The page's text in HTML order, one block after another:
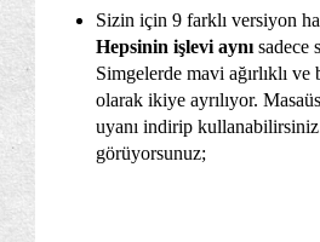
Sizin için 9 farklı versiyon
Hepsinin işlevi aynı sadece
Simgelerde mavi ağırlıklı ve
olarak ikiye ayrılıyor.
uyanı indirip
görüyorsunuz;